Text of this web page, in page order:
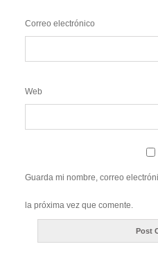
Correo electrónico
Web
Guarda mi nombre, correo
la próxima vez que comente.